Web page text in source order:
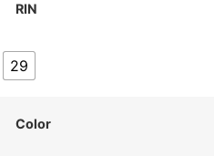
RIN
29
Color